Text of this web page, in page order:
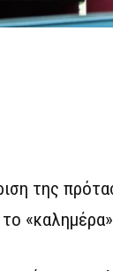
της